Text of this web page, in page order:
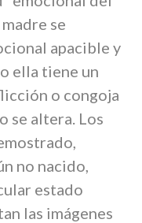
se
apacible y
ella tiene un
o congoja
se altera. Los
no nacido,
estado
las imágenes